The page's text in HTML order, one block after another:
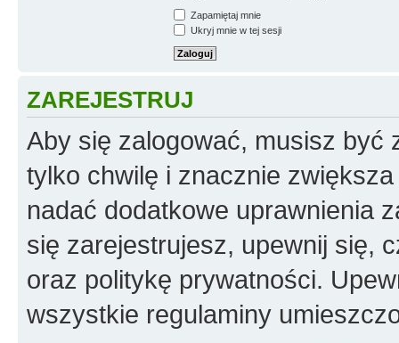
Zapamiętaj mnie
Ukryj mnie w tej sesji
ZAREJESTRUJ
Aby się zalogować, musisz być
tylko chwilę i znacznie
nadać dodatkowe uprawnienia
się zarejestrujesz, upewnij się,
oraz politykę prywatności.
wszystkie regulaminy